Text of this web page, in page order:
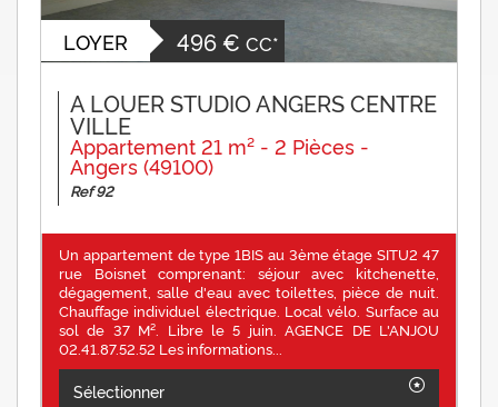
LOYER 496 € CC*
A LOUER STUDIO ANGERS CENTRE
VILLE
Appartement 21 m² - 2 Pièces -
Angers (49100)
Ref 92
Un appartement de type 1BIS au 3ème étage SITU2 47
rue Boisnet comprenant: séjour avec kitchenette,
dégagement, salle d'eau avec toilettes, pièce de nuit.
Chauffage individuel électrique. Local vélo. Surface au
sol de 37 M². Libre le 5 juin. AGENCE DE L'ANJOU
02.41.87.52.52 Les informations...
Sélectionner